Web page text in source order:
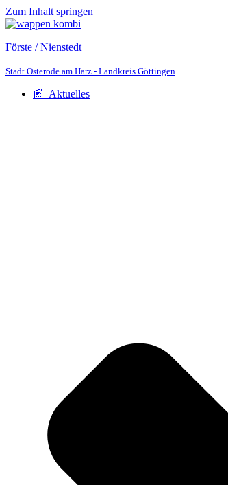
Zum Inhalt springen
Förste / Nienstedt
Stadt Osterode am Harz - Landkreis Göttingen
📰 Aktuelles